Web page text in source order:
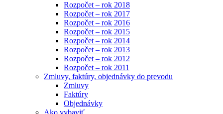
Rozpočet – rok 2018
Rozpočet – rok 2017
Rozpočet – rok 2016
Rozpočet – rok 2015
Rozpočet – rok 2014
Rozpočet – rok 2013
Rozpočet – rok 2012
Rozpočet – rok 2011
Zmluvy, faktúry, objednávky do prevodu
Zmluvy
Faktúry
Objednávky
Ako vybaviť